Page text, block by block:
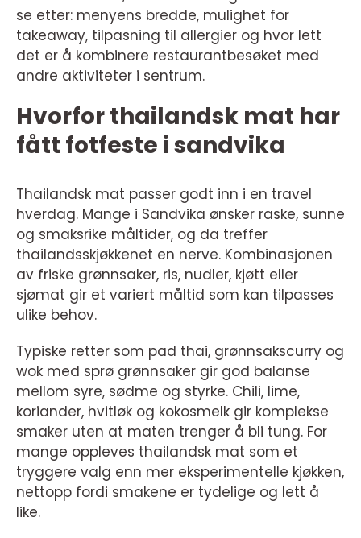
se etter: menyens bredde, mulighet for
takeaway, tilpasning til allergier og hvor lett
det er å kombinere restaurantbesøket med
andre aktiviteter i sentrum.
Hvorfor thailandsk mat har
fått fotfeste i sandvika
Thailandsk mat passer godt inn i en travel
hverdag. Mange i Sandvika ønsker raske, sunne
og smaksrike måltider, og da treffer
thailandsskjøkkenet en nerve. Kombinasjonen
av friske grønnsaker, ris, nudler, kjøtt eller
sjømat gir et variert måltid som kan tilpasses
ulike behov.
Typiske retter som pad thai, grønnsakscurry og
wok med sprø grønnsaker gir god balanse
mellom syre, sødme og styrke. Chili, lime,
koriander, hvitløk og kokosmelk gir komplekse
smaker uten at maten trenger å bli tung. For
mange oppleves thailandsk mat som et
tryggere valg enn mer eksperimentelle kjøkken,
nettopp fordi smakene er tydelige og lett å
like.